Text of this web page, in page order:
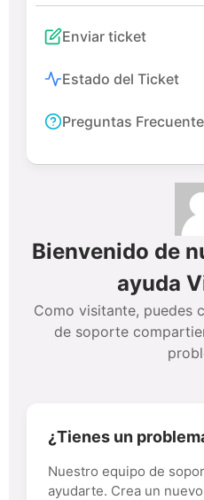
Enviar ticket
Estado del Ticket
Preguntas
Bienvenido de
ayuda
Como visitante, puedes
de soporte
¿Tienes un
Nuestro equipo de
ayudarte. Crea un